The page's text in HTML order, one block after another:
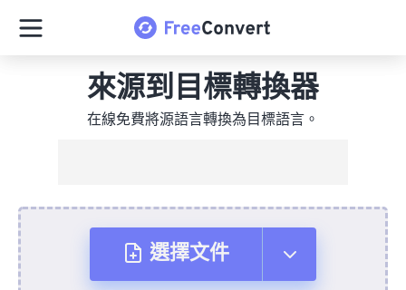
來源到目標轉換器
在線免費將源語言轉換為目標語言。
選擇文件